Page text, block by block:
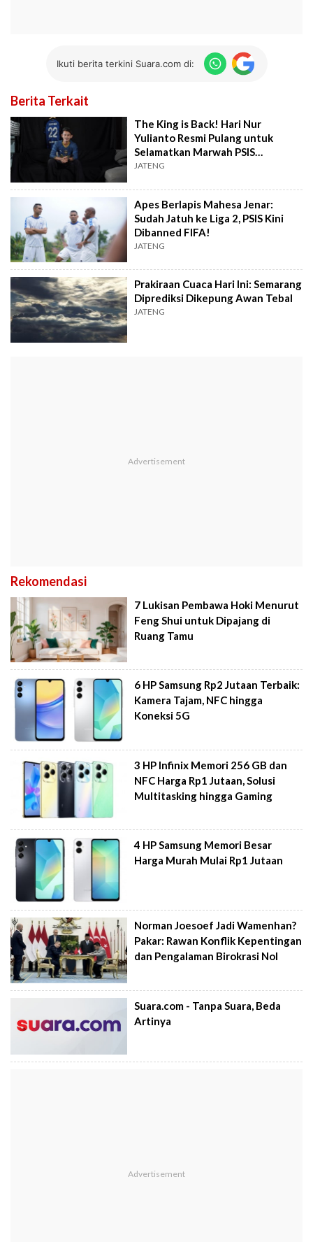
Ikuti berita terkini Suara.com di:
Berita Terkait
The King is Back! Hari Nur
Yulianto Resmi Pulang untuk
Selamatkan Marwah PSIS
Semarang
JATENG
Apes Berlapis Mahesa Jenar:
Sudah Jatuh ke Liga 2, PSIS Kini
Dibanned FIFA!
JATENG
Prakiraan Cuaca Hari Ini: Semarang
Diprediksi Dikepung Awan Tebal
JATENG
Rekomendasi
7 Lukisan Pembawa Hoki Menurut
Feng Shui untuk Dipajang di
Ruang Tamu
6 HP Samsung Rp2 Jutaan Terbaik:
Kamera Tajam, NFC hingga
Koneksi 5G
3 HP Infinix Memori 256 GB dan
NFC Harga Rp1 Jutaan, Solusi
Multitasking hingga Gaming
4 HP Samsung Memori Besar
Harga Murah Mulai Rp1 Jutaan
Norman Joesoef Jadi Wamenhan?
Pakar: Rawan Konflik Kepentingan
dan Pengalaman Birokrasi Nol
Suara.com - Tanpa Suara, Beda
Artinya